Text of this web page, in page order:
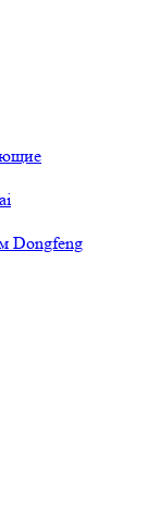
Dongfeng